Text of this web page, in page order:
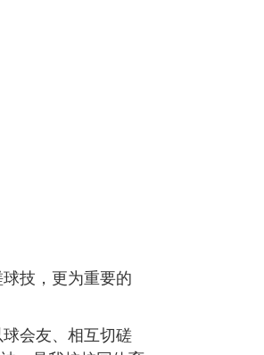
技，更为重要的
会友、相互切磋